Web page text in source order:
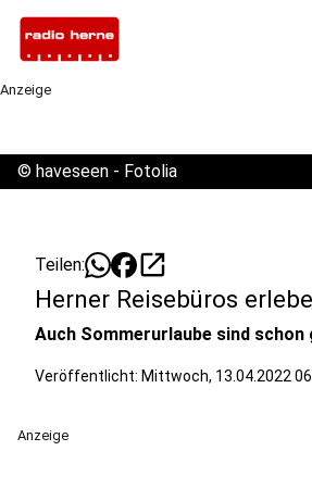
Anzeige
© haveseen - Fotolia
Teilen: open_in_new
Herner Reisebüros
Auch Sommerurlaube sind
Veröffentlicht: Mittwoch, 13.04.2022
Anzeige